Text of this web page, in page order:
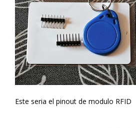
Este seria el pinout de modulo RFID